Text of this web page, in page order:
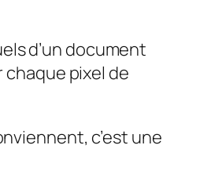
d’un document
chaque pixel de
c’est une